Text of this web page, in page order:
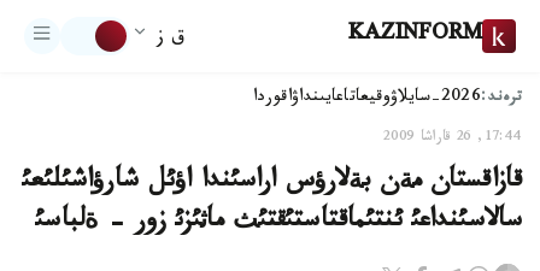
KAZINFORM ق ز
ترەند:2026-سايلاۋ وقيعاتاعايىنداۋاقوردا
17:44, 26 قاراشا 2009
قازاقستان مةن بةلارؤس اراسئندا اؤئل شارؤاشئلئعئ
سالاسئنداعئ ئنتئماقتاستئقتئث ماثئزئ زور - ةلباسئ